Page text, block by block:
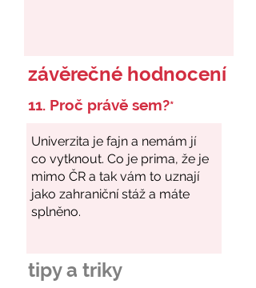
závěrečné hodnocení
11. Proč právě sem?*
tipy a triky